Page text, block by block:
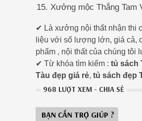
Xưởng mộc Thắng Tam
✔ Là xưởng nội thất nhận thi
liệu với số lượng lớn, giá cả,
phẩm , nội thất của chúng tôi
✔ Từ khóa tìm kiếm : tủ sách
Tàu đẹp giá rẻ, tủ sách đẹp
968 LƯỢT XEM - CHIA SẺ
BẠN CẦN TRỢ GIÚP ?